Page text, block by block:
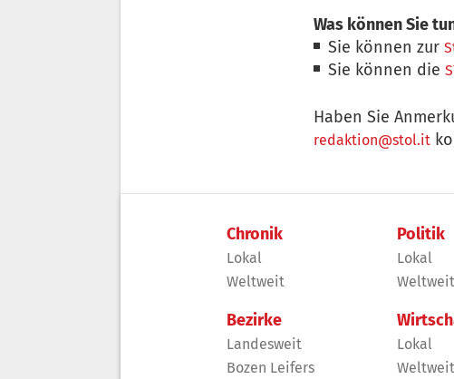
Was können Sie
Sie können zur
Sie können die
Haben Sie
redaktion@stol.it
Chronik
Lokal
Weltweit
Bezirke
Landesweit
Bozen Leifers
Politik
Lokal
Weltweit
Lokal
Weltweit